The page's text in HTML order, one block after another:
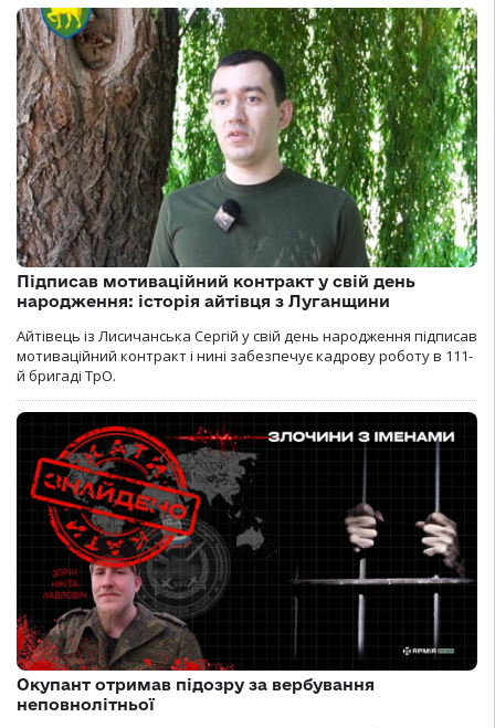
Підписав мотиваційний контракт у свій день
народження: історія айтівця з Луганщини
Айтівець із Лисичанська Сергій у свій день народження підписав
мотиваційний контракт і нині забезпечує кадрову роботу в 111-
й бригаді ТрО.
Окупант отримав підозру за вербування
неповнолітньої